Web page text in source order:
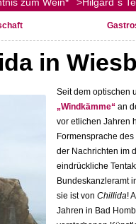
in
Seit dem optischen
„Windkämme“ an
vor etlichen Jahren
Formensprache des
der Nachrichten im
eindrückliche
Bundeskanzleramt
sie ist von Chillida!
Jahren in Bad